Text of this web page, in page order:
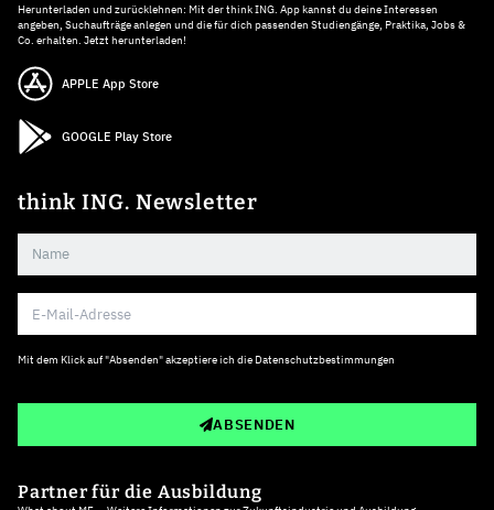
Herunterladen und zurücklehnen: Mit der think ING. App kannst du deine Interessen
angeben, Suchaufträge anlegen und die für dich passenden Studiengänge, Praktika, Jobs &
Co. erhalten. Jetzt herunterladen!
APPLE App Store
GOOGLE Play Store
think ING. Newsletter
Mit dem Klick auf "Absenden" akzeptiere ich die Datenschutzbestimmungen
ABSENDEN
Partner für die Ausbildung